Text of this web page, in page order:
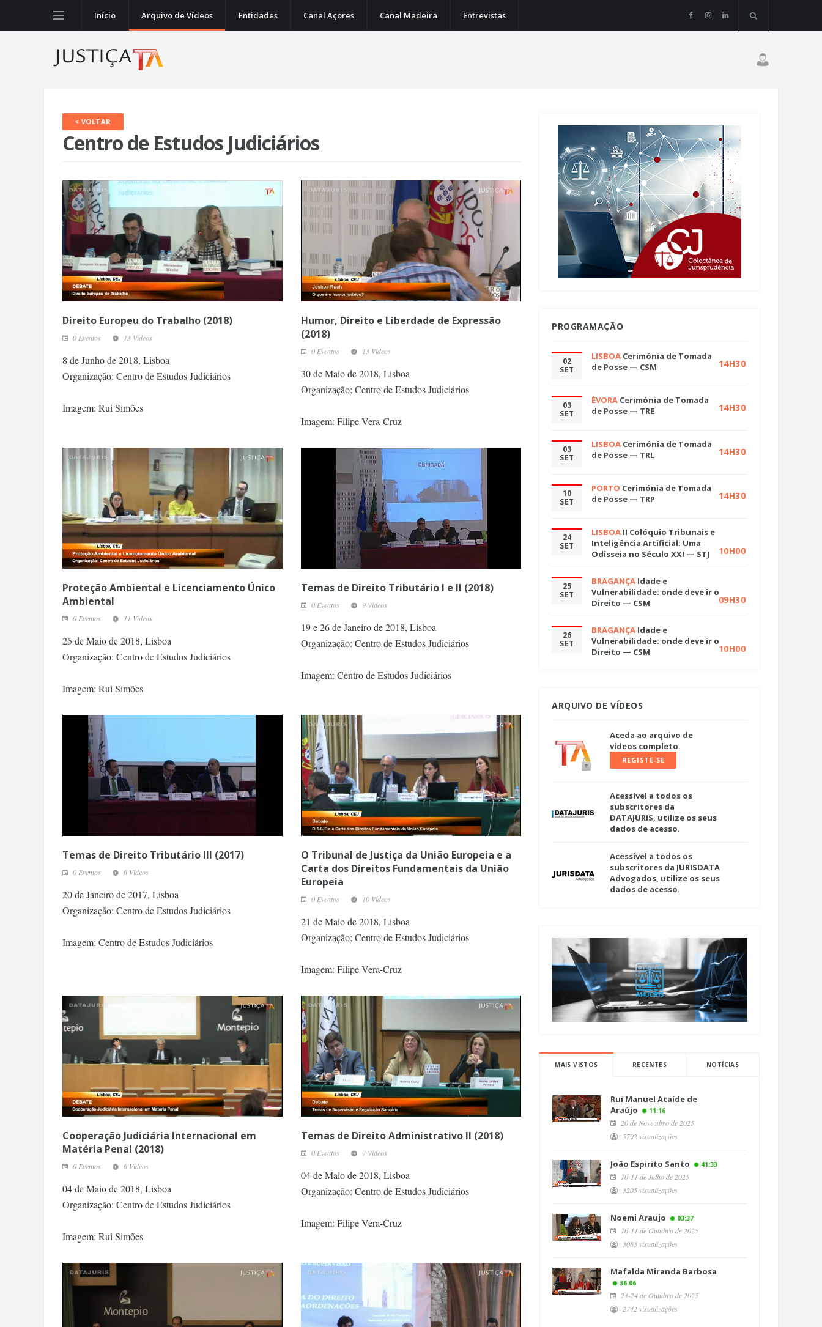
Início Arquivo de Vídeos Entidades Canal Açores Canal Madeira Entrevistas
< VOLTAR
Centro de Estudos Judiciários
Direito Europeu do Trabalho (2018)
0 Eventos 13 Vídeos
8 de Junho de 2018, Lisboa
Organização: Centro de Estudos Judiciários
Imagem: Rui Simões
Humor, Direito e Liberdade de Expressão
(2018)
0 Eventos 13 Vídeos
30 de Maio de 2018, Lisboa
Organização: Centro de Estudos Judiciários
Imagem: Filipe Vera-Cruz
Proteção Ambiental e Licenciamento Único
Ambiental
0 Eventos 11 Vídeos
25 de Maio de 2018, Lisboa
Organização: Centro de Estudos Judiciários
Imagem: Rui Simões
Temas de Direito Tributário I e II (2018)
0 Eventos 9 Vídeos
19 e 26 de Janeiro de 2018, Lisboa
Organização: Centro de Estudos Judiciários
Imagem: Centro de Estudos Judiciários
Temas de Direito Tributário III (2017)
0 Eventos 6 Vídeos
20 de Janeiro de 2017, Lisboa
Organização: Centro de Estudos Judiciários
Imagem: Centro de Estudos Judiciários
O Tribunal de Justiça da União Europeia e a
Carta dos Direitos Fundamentais da União
Europeia
0 Eventos 10 Vídeos
21 de Maio de 2018, Lisboa
Organização: Centro de Estudos Judiciários
Imagem: Filipe Vera-Cruz
Cooperação Judiciária Internacional em
Matéria Penal (2018)
0 Eventos 6 Vídeos
04 de Maio de 2018, Lisboa
Organização: Centro de Estudos Judiciários
Imagem: Rui Simões
Temas de Direito Administrativo II (2018)
0 Eventos 7 Vídeos
04 de Maio de 2018, Lisboa
Organização: Centro de Estudos Judiciários
Imagem: Filipe Vera-Cruz
PROGRAMAÇÃO
02
SET
LISBOA Cerimónia de Tomada
de Posse — CSM
14H30
03
SET
ÉVORA Cerimónia de Tomada
de Posse — TRE
14H30
03
SET
LISBOA Cerimónia de Tomada
de Posse — TRL
14H30
10
SET
PORTO Cerimónia de Tomada
de Posse — TRP
14H30
24
SET
LISBOA II Colóquio Tribunais e
Inteligência Artificial: Uma
Odisseia no Século XXI — STJ
10H00
25
SET
BRAGANÇA Idade e
Vulnerabilidade: onde deve ir o
Direito — CSM
09H30
26
SET
BRAGANÇA Idade e
Vulnerabilidade: onde deve ir o
Direito — CSM
10H00
ARQUIVO DE VÍDEOS
Aceda ao arquivo de
vídeos completo.
REGISTE-SE
Acessível a todos os
subscritores da
DATAJURIS, utilize os seus
dados de acesso.
Acessível a todos os
subscritores da JURISDATA
Advogados, utilize os seus
dados de acesso.
MAIS VISTOS RECENTES NOTÍCIAS
Rui Manuel Ataíde de
Araújo
11:16
20 de Novembro de 2025
5792 visualizações
João Espirito Santo 41:33
10-11 de Julho de 2025
3205 visualizações
Noemi Araujo 03:37
10-11 de Outubro de 2025
3083 visualizações
Mafalda Miranda Barbosa
36:06
23-24 de Outubro de 2025
2742 visualizações